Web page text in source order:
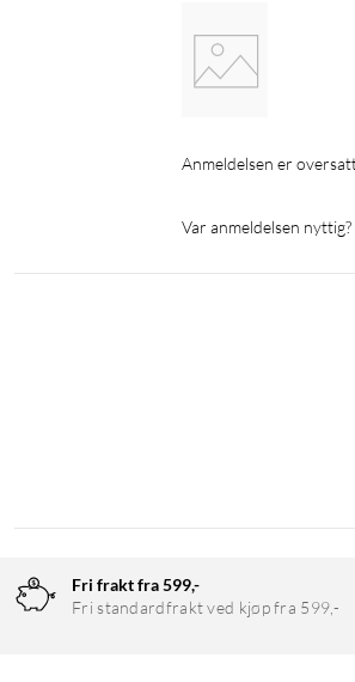
Anmeldelsen er
Var anmeldelsen nyttig?
Fri frakt fra 599,-
Fri standardfrakt ved kjøp fra 599,-